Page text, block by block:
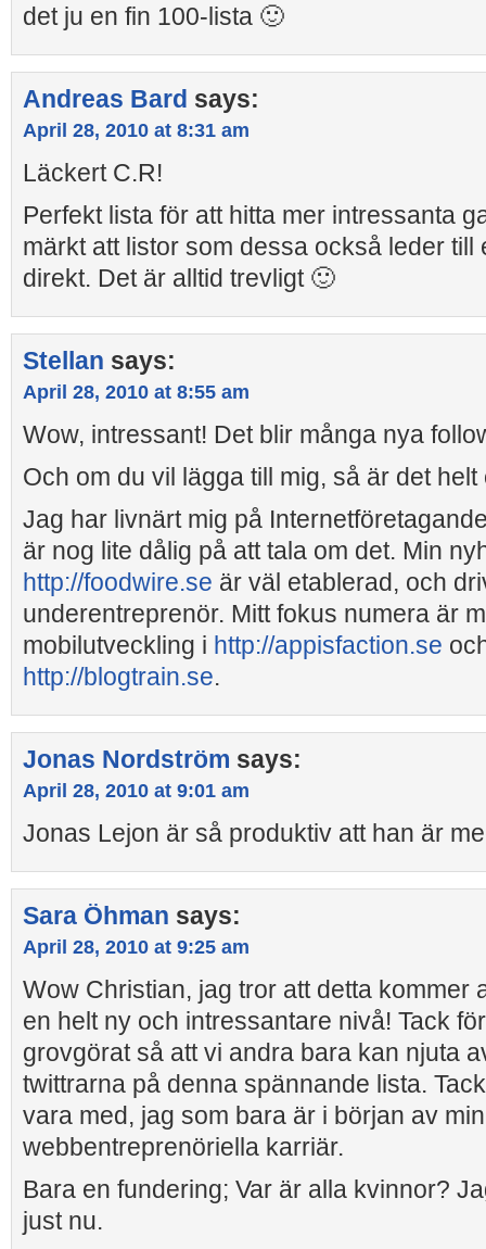
det ju en fin 100-lista 🙂
Andreas Bard says:
April 28, 2010 at 8:31 am
Läckert C.R!
Perfekt lista för att hitta mer intressanta
märkt att listor som dessa också leder till
direkt. Det är alltid trevligt 🙂
Stellan says:
April 28, 2010 at 8:55 am
Wow, intressant! Det blir många nya
Och om du vil lägga till mig, så är det helt
Jag har livnärt mig på
är nog lite dålig på att tala om det. Min
http://foodwire.se är väl etablerad, och
underentreprenör. Mitt fokus numera är
mobilutveckling i http://appisfaction.se
http://blogtrain.se.
Jonas Nordström says:
April 28, 2010 at 9:01 am
Jonas Lejon är så produktiv att han är
Sara Öhman says:
April 28, 2010 at 9:25 am
Wow Christian, jag tror att detta kommer
en helt ny och intressantare nivå! Tack
grovgörat så att vi andra bara kan njuta
twittrarna på denna spännande lista.
vara med, jag som bara är i början av min
webbentreprenöriella karriär.
Bara en fundering; Var är alla kvinnor?
just nu.